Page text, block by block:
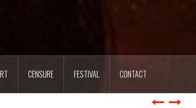
CENSURE FESTIVAL CONTACT